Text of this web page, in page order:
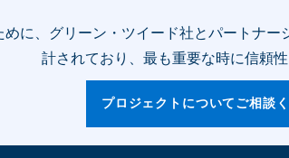
に、グリーン・ツイード社とパートナ
計されており、最も重要な時に信頼性
プロジェクトについてご相談